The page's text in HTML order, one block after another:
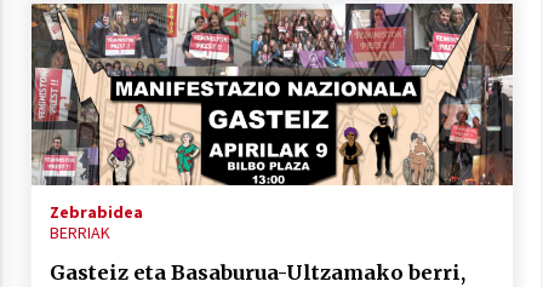
Zebrabidea
BERRIAK
Gasteiz eta Basaburua-Ultzamako berri,